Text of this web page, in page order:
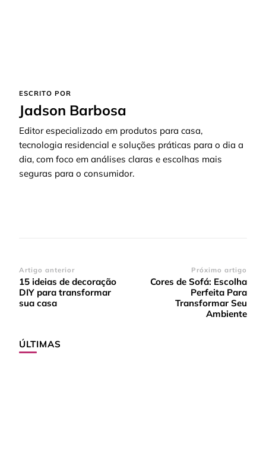
ESCRITO POR
Jadson Barbosa
Editor especializado em produtos para casa,
tecnologia residencial e soluções práticas para o dia a
dia, com foco em análises claras e escolhas mais
seguras para o consumidor.
Navegação
de
post
Artigo anterior
15 ideias de decoração
DIY para transformar
sua casa
Próximo artigo
Cores de Sofá: Escolha
Perfeita Para
Transformar Seu
Ambiente
ÚLTIMAS